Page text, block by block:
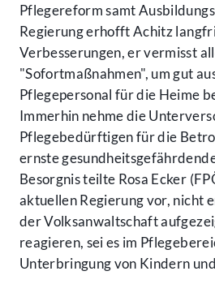
Pflegereform samt
Regierung erhofft Achitz
Verbesserungen, er vermisst
"Sofortmaßnahmen", um gut
Pflegepersonal für die Heime
Immerhin nehme die
Pflegebedürftigen für die
ernste
Besorgnis teilte Rosa Ecker
aktuellen Regierung vor, nicht
der Volksanwaltschaft
reagieren, sei es im
Unterbringung von Kindern